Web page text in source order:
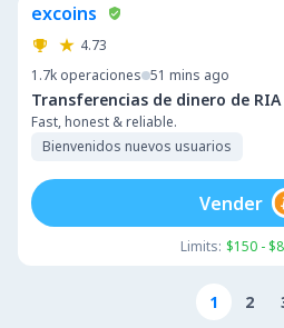
excoins
4.73
1.7k operaciones 51 mins ago
Transferencias de dinero de RIA
Fast, honest & reliable.
Bienvenidos nuevos usuarios
Limits: $150 -
Vender
1 2